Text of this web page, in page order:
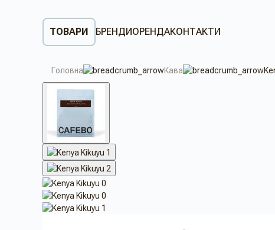
ТОВАРИ БРЕНДИОРЕНДАКОНТАКТИ
Головна Кава